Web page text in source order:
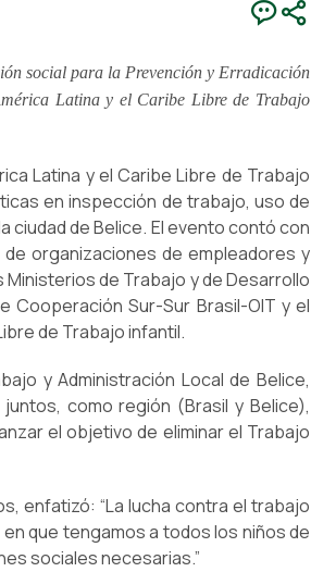
social para la Prevención y Erradicación
Latina y el Caribe Libre de Trabajo
Latina y el Caribe Libre de Trabajo
en inspección de trabajo, uso de
ciudad de Belice. El evento contó con
organizaciones de empleadores y
de Trabajo y de Desarrollo
Cooperación Sur-Sur Brasil-OIT y el
de Trabajo infantil.
y Administración Local de Belice,
como región (Brasil y Belice),
el objetivo de eliminar el Trabajo
enfatizó: “La lucha contra el trabajo
que tengamos a todos los niños de
sociales necesarias.”